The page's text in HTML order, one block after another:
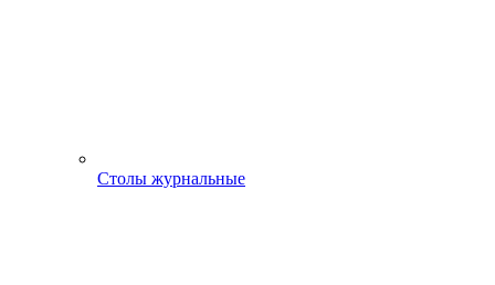
Столы журнальные